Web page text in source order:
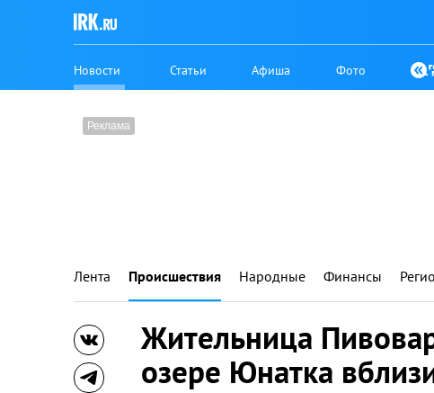
Новости Статьи Афиша Фото
Лента Происшествия Народные Финансы
Жительница
озере Юнатка